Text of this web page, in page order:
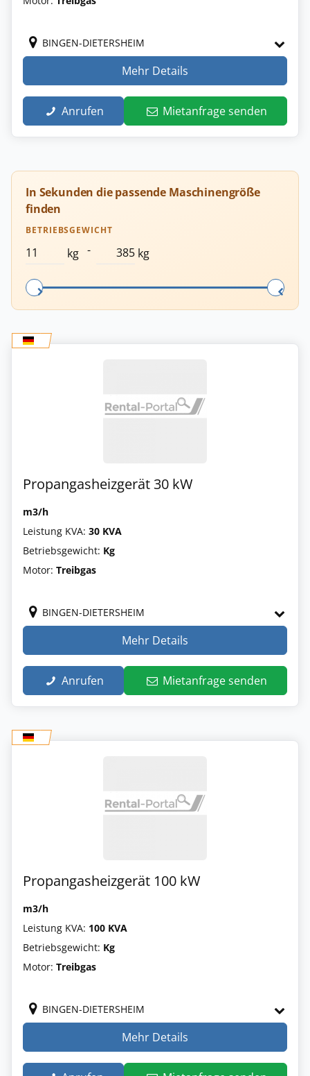
BINGEN-DIETERSHEIM
Mehr Details
Anrufen Mietanfrage senden
In Sekunden die passende Maschinengröße
finden
BETRIEBSGEWICHT
kg - kg
Propangasheizgerät 30 kW
m3/h
Leistung KVA: 30 KVA
Betriebsgewicht: Kg
Motor: Treibgas
BINGEN-DIETERSHEIM
Mehr Details
Anrufen Mietanfrage senden
Propangasheizgerät 100 kW
m3/h
Leistung KVA: 100 KVA
Betriebsgewicht: Kg
Motor: Treibgas
BINGEN-DIETERSHEIM
Mehr Details